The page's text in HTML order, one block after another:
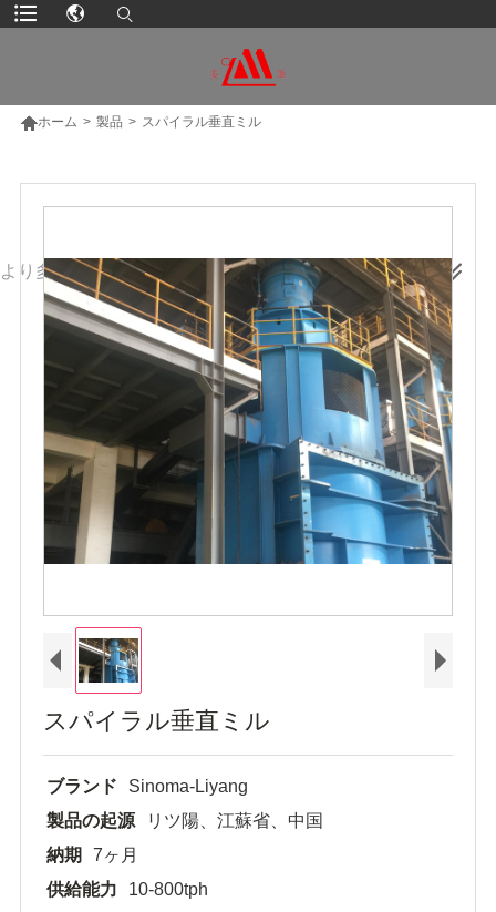
ホーム > 製品 > スパイラル垂直ミル
より多くの製品
スパイラル垂直ミル
ブランド
Sinoma-Liyang
製品の起源
リツ陽、江蘇省、中国
納期
7ヶ月
供給能力
10-800tph